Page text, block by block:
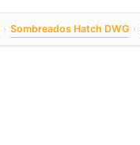
› Sombreados Hatch DWG ›